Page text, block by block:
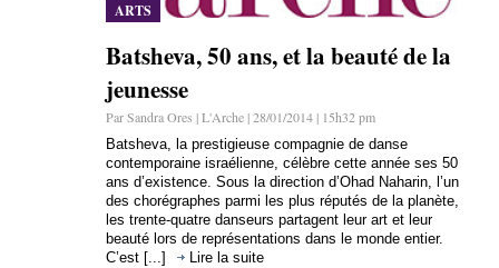
ARTS
Batsheva, 50 ans, et la beauté de la
jeunesse
Par Sandra Ores | L'Arche | 28/01/2014 | 15h32 pm
Batsheva, la prestigieuse compagnie de danse
contemporaine israélienne, célèbre cette année ses 50
ans d’existence. Sous la direction d’Ohad Naharin, l’un
des chorégraphes parmi les plus réputés de la planète,
les trente-quatre danseurs partagent leur art et leur
beauté lors de représentations dans le monde entier.
C’est [...]
Lire la suite